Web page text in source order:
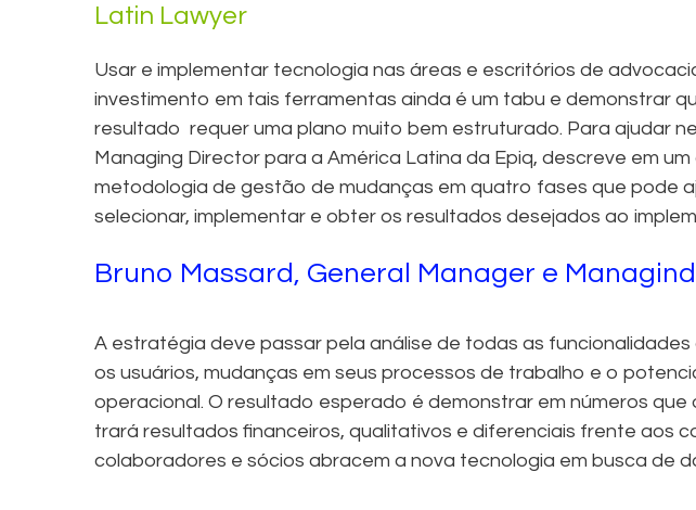
Latin Lawyer
Usar e implementar tecnologia nas áreas e escritórios de
investimento em tais ferramentas ainda é um tabu e demonstrar
resultado requer uma plano muito bem estruturado. Para ajudar
Managing Director para a América Latina da Epiq, descreve em
metodologia de gestão de mudanças em quatro fases que pode
selecionar, implementar e obter os resultados desejados ao
Bruno Massard, General Manager e
A estratégia deve passar pela análise de todas as
os usuários, mudanças em seus processos de trabalho e o
operacional. O resultado esperado é demonstrar em números
trará resultados financeiros, qualitativos e diferenciais frente aos
colaboradores e sócios abracem a nova tecnologia em busca de